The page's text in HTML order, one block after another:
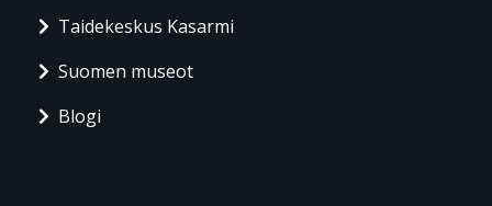
Taidekeskus Kasarmi
Suomen museot
Blogi